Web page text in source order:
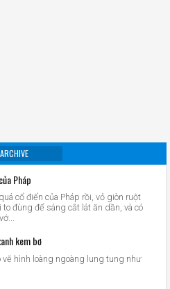
ARCHIVE
Pháp
cổ điển của Pháp rồi, vỏ giòn ruột
to đùng để sáng cắt lát ăn dần, và có
kem bơ
vẽ hình loàng ngoàng lung tung như